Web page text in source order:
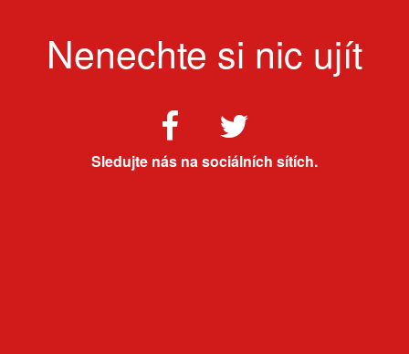
Nenechte si nic ujít
Sledujte nás na sociálních sítích.